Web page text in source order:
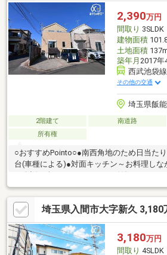
2,390万円
間取り 3SLDK
建物面積
土地面積
築年月 2017年
西武池袋
その他の交通
埼玉県飯
2階建て 南道路
所有権
○おすすめPointo○●南西角地のため日当た
台(車種による)●対面キッチン～お料理しな
ーション○●加治小学校 徒歩
徒歩21分●ベルク 徒歩11分●ド
徒歩8分●ローソン 徒歩6分
埼玉県入間市大字新久 3,180
3,180万円
間取り 4SLDK